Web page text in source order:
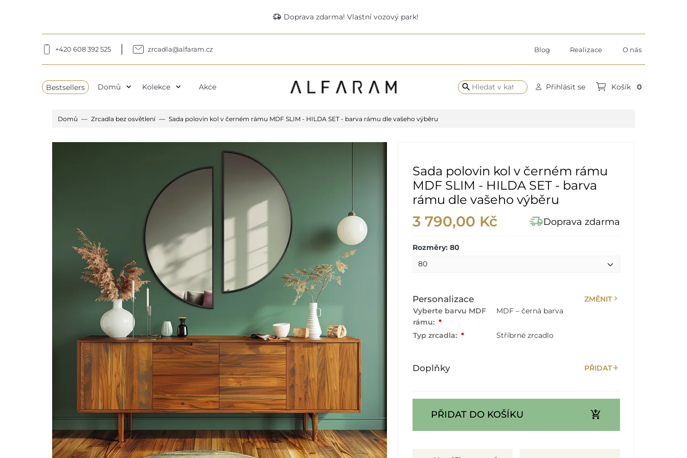
delivery_truck_speed Doprava zdarma! Vlastní vozový park!
+420 608 392 525 zrcadla@alfaram.cz Blog Realizace O nás
Bestsellers Domů expand_more Kolekce expand_more Akce search Přihlásit se Košík 0
Domů Zrcadla bez osvětlení Sada polovin kol v černém rámu MDF SLIM - HILDA SET - barva rámu dle vašeho výběru
Sada polovin kol v černém rámu
MDF SLIM - HILDA SET - barva
rámu dle vašeho výběru
3 790,00 Kč delivery_truck_speedDoprava zdarma
Rozměry: 80
Personalizace ZMĚNITchevron_right
Vyberte barvu MDF
rámu: *
MDF – černá barva
Typ zrcadla: * Stříbrné zrcadlo
Doplňky PŘIDATadd
PŘIDAT DO KOŠÍKU add_shopping_cart